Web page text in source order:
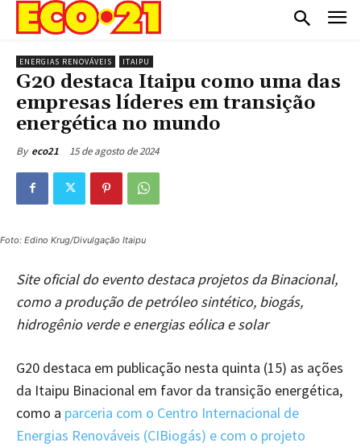
ENERGIAS RENOVÁVEIS ITAIPU
G20 destaca Itaipu como uma das
empresas líderes em transição
energética no mundo
By eco21 15 de agosto de 2024
Foto: Edino Krug/Divulgação Itaipu
Site oficial do evento destaca projetos da Binacional,
como a produção de petróleo sintético, biogás,
hidrogênio verde e energias eólica e solar
G20 destaca em publicação nesta quinta (15) as ações
da Itaipu Binacional em favor da transição energética,
como a parceria com o Centro Internacional de
Energias Renováveis (CIBiogás) e com o projeto